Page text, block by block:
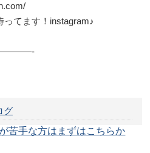
てます！instagram♪
グ
苦手な方はまずはこちらか